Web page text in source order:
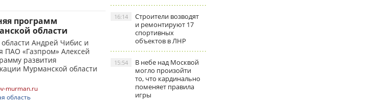
программ
области
Андрей Чибис и
ПАО «Газпром» Алексей
развития
Мурманской области
murman.ru
область
Строители возводят
и ремонтируют 17
спортивных
объектов в ЛНР
16:14
В небе над Москвой
могло произойти
то, что кардинально
поменяет правила
игры
15:54